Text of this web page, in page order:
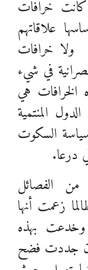
خرافات
علاقاتهم
ولا خرافات
في شيء
هي
المنتمية
سياسة السكوت
درعا.
الفصائل
زعمت أنها
وخدعت بهذه
جددت فضح